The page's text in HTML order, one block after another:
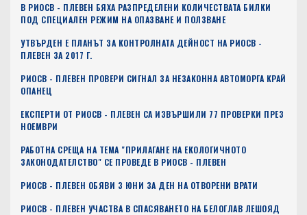
В РИОСВ - ПЛЕВЕН БЯХА РАЗПРЕДЕЛЕНИ КОЛИЧЕСТВАТА БИЛКИ
ПОД СПЕЦИАЛЕН РЕЖИМ НА ОПАЗВАНЕ И ПОЛЗВАНЕ
УТВЪРДЕН Е ПЛАНЪТ ЗА КОНТРОЛНАТА ДЕЙНОСТ НА РИОСВ -
ПЛЕВЕН ЗА 2017 Г.
РИОСВ - ПЛЕВЕН ПРОВЕРИ СИГНАЛ ЗА НЕЗАКОННА АВТОМОРГА КРАЙ
ОПАНЕЦ
ЕКСПЕРТИ ОТ РИОСВ - ПЛЕВЕН СА ИЗВЪРШИЛИ 77 ПРОВЕРКИ ПРЕЗ
НОЕМВРИ
РАБОТНА СРЕЩА НА ТЕМА "ПРИЛАГАНЕ НА ЕКОЛОГИЧНОТО
ЗАКОНОДАТЕЛСТВО" СЕ ПРОВЕДЕ В РИОСВ - ПЛЕВЕН
РИОСВ - ПЛЕВЕН ОБЯВИ 3 ЮНИ ЗА ДЕН НА ОТВОРЕНИ ВРАТИ
РИОСВ - ПЛЕВЕН УЧАСТВА В СПАСЯВАНЕТО НА БЕЛОГЛАВ ЛЕШОЯД